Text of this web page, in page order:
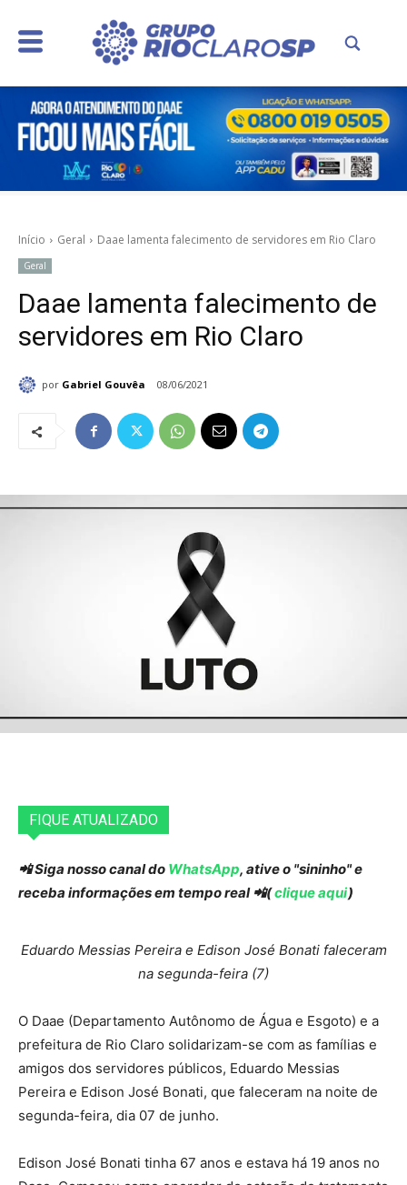
Início Geral Daae lamenta falecimento de servidores em Rio Claro
Geral
Daae lamenta falecimento de
servidores em Rio Claro
por Gabriel Gouvêa 08/06/2021
FIQUE ATUALIZADO
📲 Siga nosso canal do WhatsApp, ative o "sininho" e
receba informações em tempo real 📲(clique aqui)
Eduardo Messias Pereira e Edison José Bonati faleceram
na segunda-feira (7)
O Daae (Departamento Autônomo de Água e Esgoto) e a
prefeitura de Rio Claro solidarizam-se com as famílias e
amigos dos servidores públicos, Eduardo Messias
Pereira e Edison José Bonati, que faleceram na noite de
segunda-feira, dia 07 de junho.
Edison José Bonati tinha 67 anos e estava há 19 anos no